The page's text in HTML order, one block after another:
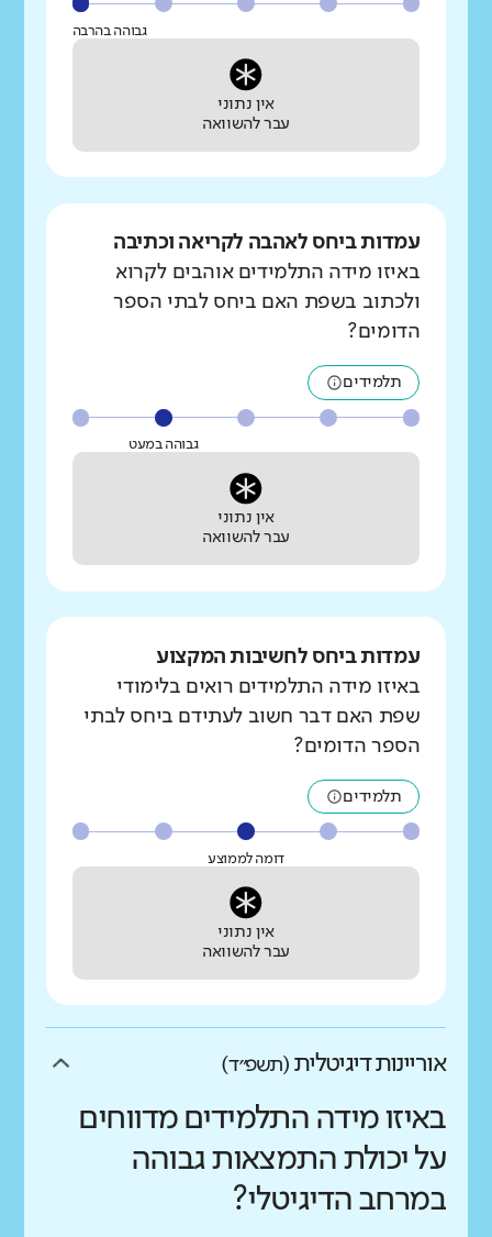
גבוהה בהרבה
אין נתוני
עבר להשוואה
עמדות ביחס לאהבה לקריאה וכתיבה
באיזו מידה התלמידים אוהבים לקרוא
ולכתוב בשפת האם ביחס לבתי הספר
הדומים?
תלמידים
גבוהה במעט
אין נתוני
עבר להשוואה
עמדות ביחס לחשיבות המקצוע
באיזו מידה התלמידים רואים בלימודי
שפת האם דבר חשוב לעתידם ביחס לבתי
הספר הדומים?
תלמידים
דומה לממוצע
אין נתוני
עבר להשוואה
אוריינות דיגיטלית (תשפ״ד)
באיזו מידה התלמידים מדווחים
על יכולת התמצאות גבוהה
במרחב הדיגיטלי?